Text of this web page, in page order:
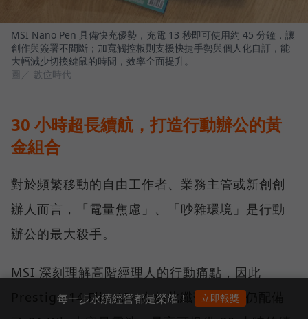
MSI Nano Pen 具備快充優勢，充電 13 秒即可使用約 45 分鐘，讓
創作與簽署不間斷；加寬觸控板則支援快捷手勢與個人化自訂，能
大幅減少切換鍵鼠的時間，效率全面提升。
圖／ 數位時代
30 小時超長續航，打造行動辦公的黃
金組合
對於頻繁移動的自由工作者、業務主管或新創創
辦人而言，「電量焦慮」、「吵雜環境」是行動
辦公的最大殺手。
MSI 深刻理解高階經理人的行動痛點，因此
Prestige 14 Flip AI+ 在如此纖薄機身中仍配備
每一步永續經營都是榮耀！ 立即報獎